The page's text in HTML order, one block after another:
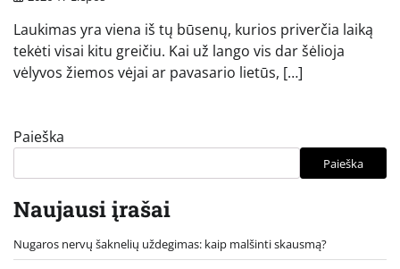
Laukimas yra viena iš tų būsenų, kurios priverčia laiką
tekėti visai kitu greičiu. Kai už lango vis dar šėlioja
vėlyvos žiemos vėjai ar pavasario lietūs, […]
Paieška
Paieška
Naujausi įrašai
Nugaros nervų šaknelių uždegimas: kaip malšinti skausmą?